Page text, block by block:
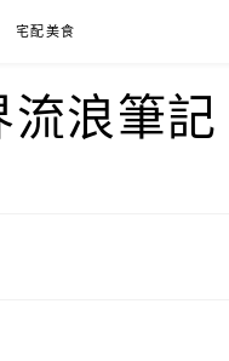
宅配美食
浪筆記